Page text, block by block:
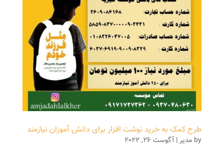
طرح کمک به خرید نوشت افزار برای دانش آموزان نیازمند
by مدیر|آگوست 26, 2022